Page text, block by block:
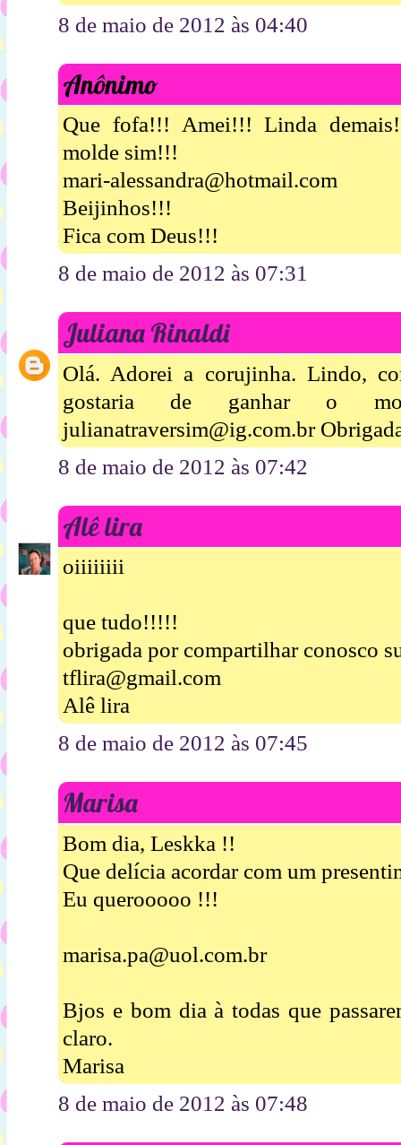
8 de maio de 2012 às 04:40
Anônimo
Que fofa!!! Amei!!! Linda
molde sim!!!
mari-alessandra@hotmail.com
Beijinhos!!!
Fica com Deus!!!
8 de maio de 2012 às 07:31
Juliana Rinaldi
Olá. Adorei a corujinha. Lindo,
gostaria de ganhar o
julianatraversim@ig.com.br
8 de maio de 2012 às 07:42
Alê lira
oiiiiiiii
que tudo!!!!!
obrigada por compartilhar conosco
tflira@gmail.com
Alê lira
8 de maio de 2012 às 07:45
Marisa
Bom dia, Leskka !!
Que delícia acordar com um
Eu querooooo !!!
marisa.pa@uol.com.br
Bjos e bom dia à todas que
claro.
Marisa
8 de maio de 2012 às 07:48